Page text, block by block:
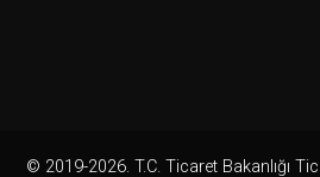
© 2019-2026. T.C. Ticaret Bakanlığı